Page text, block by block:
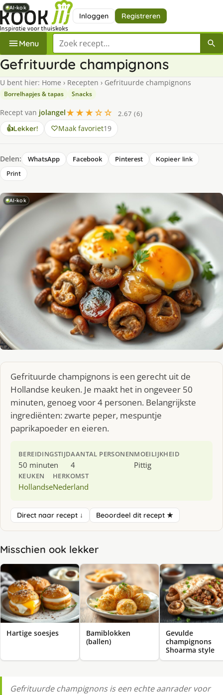
Inloggen Registreren
Menu Zoek een recept
Gefrituurde champignons
U bent hier: Home › Recepten › Gefrituurde champignons
Borrelhapjes & tapas Snacks
Recept van jolangel★★★☆☆
2.67 (6)
👍Lekker! Maak favoriet19
Delen: WhatsApp Facebook Pinterest
Kopieer link
Print
AI-kok
Gefrituurde champignons is een gerecht uit de
Hollandse keuken. Je maakt het in ongeveer 50
minuten, genoeg voor 4 personen. Belangrijkste
ingrediënten: zwarte peper, mespuntje
paprikapoeder en eieren.
BEREIDINGSTIJD
50 minuten
AANTAL PERSONEN
4
MOEILIJKHEID
Pittig
KEUKEN
Hollandse
HERKOMST
Nederland
Direct naar recept ↓ Beoordeel dit recept ★
Misschien ook lekker
AI-kok
Hartige soesjes
AI-kok
Bamiblokken
(ballen)
AI-kok
Gevulde
champignons
Shoarma style
AI-kok
AI-kok
AI-kok
Gefrituurde champignons is een echte aanrader voor